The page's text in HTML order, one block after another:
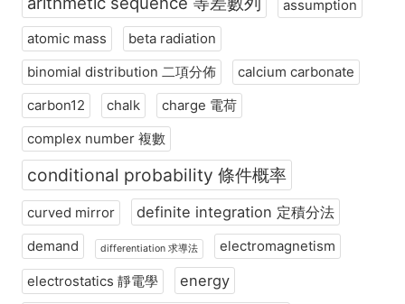
assumption
atomic mass
beta radiation
binomial distribution 二項分佈
calcium carbonate
carbon12
chalk
charge 電荷
complex number 複數
conditional probability 條件概率
curved mirror definite integration 定積分法
demand differentiation 求導法 electromagnetism
electrostatics 靜電學 energy